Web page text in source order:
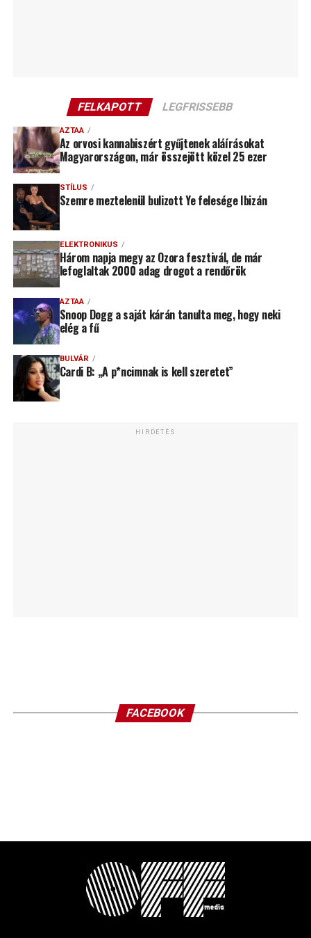
FELKAPOTT LEGFRISSEBB
AZTAA
Az orvosi kannabiszért gyűjtenek aláírásokat
Magyarországon, már összejött közel 25 ezer
STÍLUS
Szemre meztelenül bulizott Ye felesége Ibizán
ELEKTRONIKUS
Három napja megy az Ozora fesztivál, de már
lefoglaltak 2000 adag drogot a rendőrök
AZTAA
Snoop Dogg a saját kárán tanulta meg, hogy neki
elég a fű
BULVÁR
Cardi B: „A p*ncimnak is kell szeretet”
HIRDETÉS
FACEBOOK